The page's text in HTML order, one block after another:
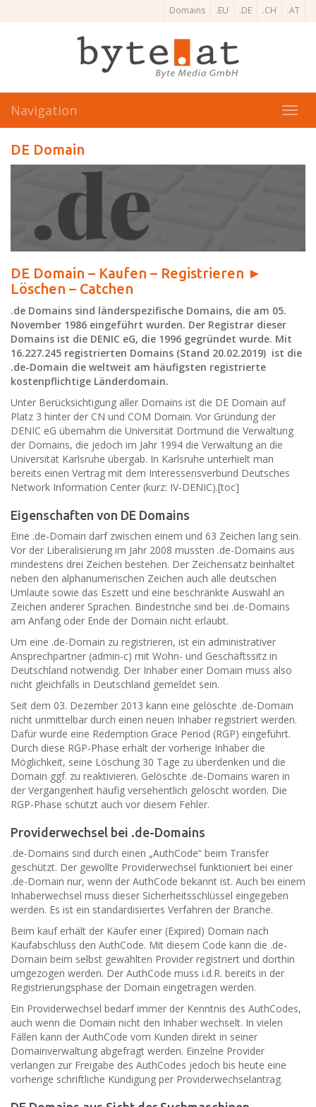
Domains .EU .DE .CH .AT
Navigation
DE Domain
DE Domain – Kaufen – Registrieren ►
Löschen – Catchen
.de Domains sind länderspezifische Domains, die am 05.
November 1986 eingeführt wurden. Der Registrar dieser
Domains ist die DENIC eG, die 1996 gegründet wurde. Mit
16.227.245 registrierten Domains (Stand 20.02.2019) ist die
.de-Domain die weltweit am häufigsten registrierte
kostenpflichtige Länderdomain.
Unter Berücksichtigung aller Domains ist die DE Domain auf
Platz 3 hinter der CN und COM Domain. Vor Gründung der
DENIC eG übernahm die Universität Dortmund die Verwaltung
der Domains, die jedoch im Jahr 1994 die Verwaltung an die
Universität Karlsruhe übergab. In Karlsruhe unterhielt man
bereits einen Vertrag mit dem Interessensverbund Deutsches
Network Information Center (kurz: IV-DENIC).[toc]
Eigenschaften von DE Domains
Eine .de-Domain darf zwischen einem und 63 Zeichen lang sein.
Vor der Liberalisierung im Jahr 2008 mussten .de-Domains aus
mindestens drei Zeichen bestehen. Der Zeichensatz beinhaltet
neben den alphanumerischen Zeichen auch alle deutschen
Umlaute sowie das Eszett und eine beschränkte Auswahl an
Zeichen anderer Sprachen. Bindestriche sind bei .de-Domains
am Anfang oder Ende der Domain nicht erlaubt.
Um eine .de-Domain zu registrieren, ist ein administrativer
Ansprechpartner (admin-c) mit Wohn- und Geschäftssitz in
Deutschland notwendig. Der Inhaber einer Domain muss also
nicht gleichfalls in Deutschland gemeldet sein.
Seit dem 03. Dezember 2013 kann eine gelöschte .de-Domain
nicht unmittelbar durch einen neuen Inhaber registriert werden.
Dafür wurde eine Redemption Grace Period (RGP) eingeführt.
Durch diese RGP-Phase erhält der vorherige Inhaber die
Möglichkeit, seine Löschung 30 Tage zu überdenken und die
Domain ggf. zu reaktivieren. Gelöschte .de-Domains waren in
der Vergangenheit häufig versehentlich gelöscht worden. Die
RGP-Phase schützt auch vor diesem Fehler.
Providerwechsel bei .de-Domains
.de-Domains sind durch einen „AuthCode“ beim Transfer
geschützt. Der gewollte Providerwechsel funktioniert bei einer
.de-Domain nur, wenn der AuthCode bekannt ist. Auch bei einem
Inhaberwechsel muss dieser Sicherheitsschlüssel eingegeben
werden. Es ist ein standardisiertes Verfahren der Branche.
Beim kauf erhält der Käufer einer (Expired) Domain nach
Kaufabschluss den AuthCode. Mit diesem Code kann die .de-
Domain beim selbst gewählten Provider registriert und dorthin
umgezogen werden. Der AuthCode muss i.d.R. bereits in der
Registrierungsphase der Domain eingetragen werden.
Ein Providerwechsel bedarf immer der Kenntnis des AuthCodes,
auch wenn die Domain nicht den Inhaber wechselt. In vielen
Fällen kann der AuthCode vom Kunden direkt in seiner
Domainverwaltung abgefragt werden. Einzelne Provider
verlangen zur Freigabe des AuthCodes jedoch bis heute eine
vorherige schriftliche Kündigung per Providerwechselantrag.